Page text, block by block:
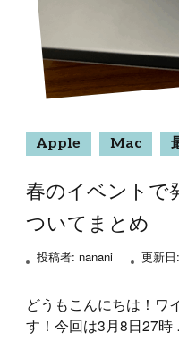
Apple Mac
春のイベントで
ついてまとめ
投稿者: nanani 更新日:
どうもこんにちは！ワ
す！今回は3月8日27